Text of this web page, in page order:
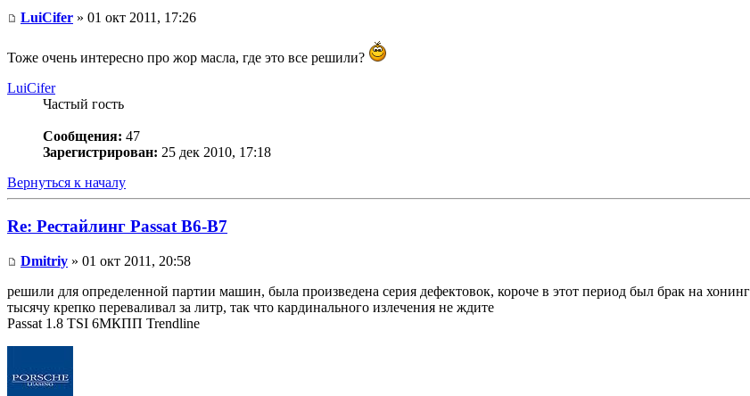
LuiCifer » 01 окт 2011, 17:26
Тоже очень интересно про жор масла, где это все решили?
LuiCifer
Частый гость
Сообщения: 47
Зарегистрирован: 25 дек 2010, 17:18
Вернуться к началу
Re: Рестайлинг Passat B6-B7
Dmitriy » 01 окт 2011, 20:58
решили для определенной партии машин, была произведена серия дефектовок, короче в этот период был брак на
тысячу крепко переваливал за литр, так что кардинального излечения не ждите
Passat 1.8 TSI 6МКПП Trendline